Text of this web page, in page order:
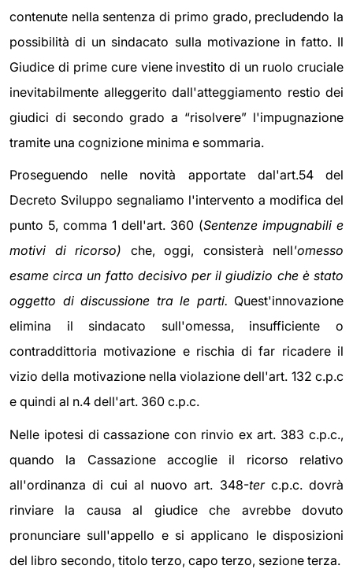
contenute nella sentenza di primo grado, precludendo la
possibilità di un sindacato sulla motivazione in fatto. Il
Giudice di prime cure viene investito di un ruolo cruciale
inevitabilmente alleggerito dall'atteggiamento restio dei
giudici di secondo grado a “risolvere” l'impugnazione
tramite una cognizione minima e sommaria.
Proseguendo nelle novità apportate dal'art.54 del
Decreto Sviluppo segnaliamo l'intervento a modifica del
punto 5, comma 1 dell'art. 360 (Sentenze impugnabili e
motivi di ricorso) che, oggi, consisterà nell'omesso
esame circa un fatto decisivo per il giudizio che è stato
oggetto di discussione tra le parti. Quest'innovazione
elimina il sindacato sull'omessa, insufficiente o
contraddittoria motivazione e rischia di far ricadere il
vizio della motivazione nella violazione dell'art. 132 c.p.c
e quindi al n.4 dell'art. 360 c.p.c.
Nelle ipotesi di cassazione con rinvio ex art. 383 c.p.c.,
quando la Cassazione accoglie il ricorso relativo
all'ordinanza di cui al nuovo art. 348-terc.p.c. dovrà
rinviare la causa al giudice che avrebbe dovuto
pronunciare sull'appello e si applicano le disposizioni
del libro secondo, titolo terzo, capo terzo, sezione terza.